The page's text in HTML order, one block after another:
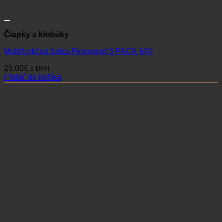
Čiapky a klobúky
Multifunkčná šatka Pinewood 3 PACK MIX
25,00€ s DPH
Pridať do košíka